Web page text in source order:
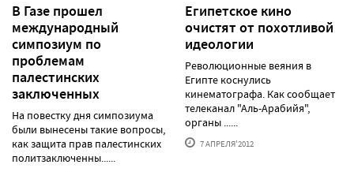
В Газе прошел
международный
симпозиум по
проблемам
палестинских
заключенных
На повестку дня симпозиума
были вынесены такие вопросы,
как защита прав палестинских
политзаключенны......
Египетское кино
очистят от похотливой
идеологии
Революционные веяния в
Египте коснулись
кинематографа. Как сообщает
телеканал "Аль-Арабийя",
органы ......
7 АПРЕЛЯ'2012